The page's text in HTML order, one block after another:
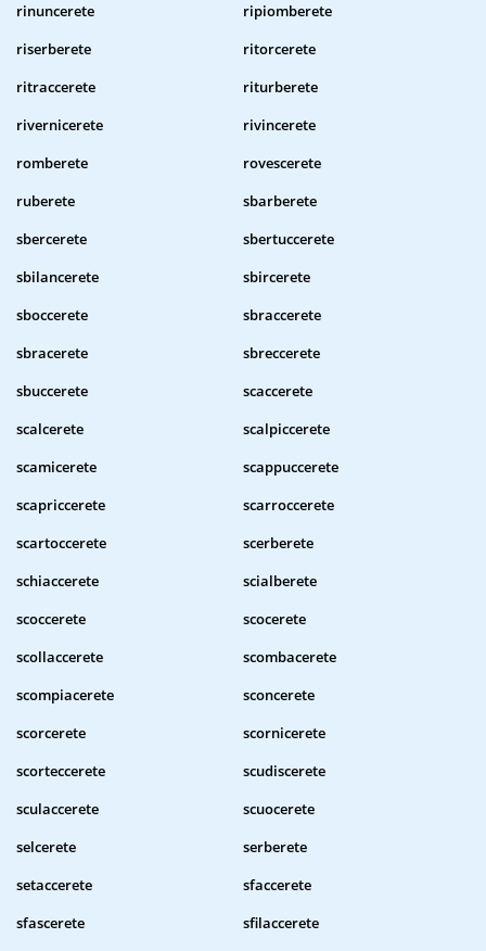
rinuncerete
ripiomberete
riserberete
ritorcerete
ritraccerete
riturberete
rivernicerete
rivincerete
romberete
rovescerete
ruberete
sbarberete
sbercerete
sbertuccerete
sbilancerete
sbircerete
sboccerete
sbraccerete
sbracerete
sbreccerete
sbuccerete
scaccerete
scalcerete
scalpiccerete
scamicerete
scappuccerete
scapriccerete
scarroccerete
scartoccerete
scerberete
schiaccerete
scialberete
scoccerete
scocerete
scollaccerete
scombacerete
scompiacerete
sconcerete
scorcerete
scornicerete
scorteccerete
scudiscerete
sculaccerete
scuocerete
selcerete
serberete
setaccerete
sfaccerete
sfascerete
sfilaccerete